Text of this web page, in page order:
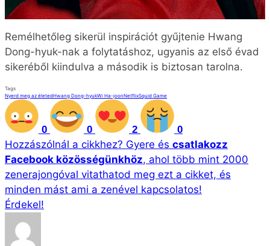
Remélhetőleg sikerül inspirációt gyűjtenie Hwang
Dong-hyuk-nak a folytatáshoz, ugyanis az első évad
sikeréből kiindulva a második is biztosan tarolna.
Tags
Nyerd meg az életedHwang Dong-hyukWi Ha-joonNetflixSquid Game
0 0 2 0
Hozzászólnál a cikkhez? Gyere és csatlakozz
Facebook közösségünkhöz, ahol több mint 2000
zenerajongóval vitathatod meg ezt a cikket, és
minden mást ami a zenével kapcsolatos!
Érdekel!